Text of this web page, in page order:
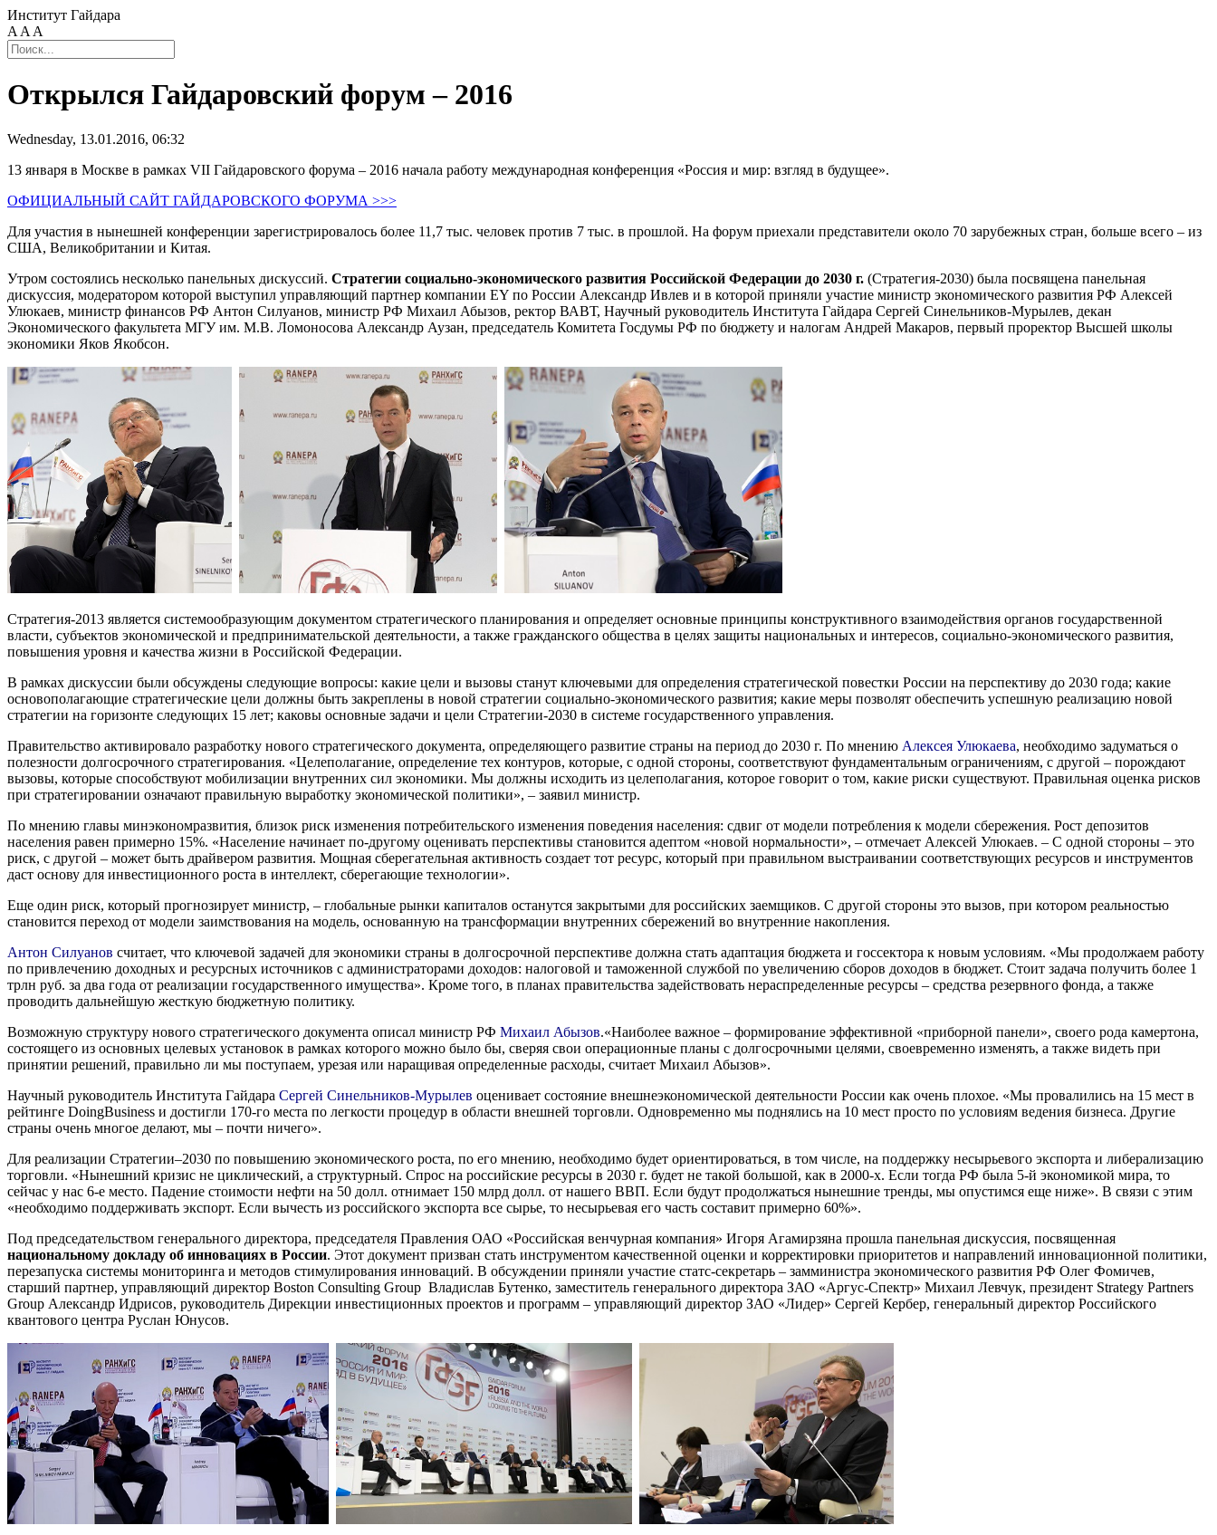
Институт Гайдара
A A A
Открылся Гайдаровский форум – 2016
Wednesday, 13.01.2016, 06:32
13 января в Москве в рамках VII Гайдаровского форума – 2016 начала работу международная конференция «Россия и мир: взгляд в будущее».
ОФИЦИАЛЬНЫЙ САЙТ ГАЙДАРОВСКОГО ФОРУМА >>>
Для участия в нынешней конференции зарегистрировалось более 11,7 тыс. человек против 7 тыс. в прошлой. На форум приехали представители около 70 зарубежных стран, больше всего – из
США, Великобритании и Китая.
Утром состоялись несколько панельных дискуссий. Стратегии социально-экономического развития Российской Федерации до 2030 г. (Стратегия-2030) была посвящена панельная
дискуссия, модератором которой выступил управляющий партнер компании EY по России Александр Ивлев и в которой приняли участие министр экономического развития РФ Алексей
Улюкаев, министр финансов РФ Антон Силуанов, министр РФ Михаил Абызов, ректор ВАВТ, Научный руководитель Института Гайдара Сергей Синельников-Мурылев, декан
Экономического факультета МГУ им. М.В. Ломоносова Александр Аузан, председатель Комитета Госдумы РФ по бюджету и налогам Андрей Макаров, первый проректор Высшей школы
экономики Яков Якобсон.
Стратегия-2013 является системообразующим документом стратегического планирования и определяет основные принципы конструктивного взаимодействия органов государственной
власти, субъектов экономической и предпринимательской деятельности, а также гражданского общества в целях защиты национальных и интересов, социально-экономического развития,
повышения уровня и качества жизни в Российской Федерации.
В рамках дискуссии были обсуждены следующие вопросы: какие цели и вызовы станут ключевыми для определения стратегической повестки России на перспективу до 2030 года; какие
основополагающие стратегические цели должны быть закреплены в новой стратегии социально-экономического развития; какие меры позволят обеспечить успешную реализацию новой
стратегии на горизонте следующих 15 лет; каковы основные задачи и цели Стратегии-2030 в системе государственного управления.
Правительство активировало разработку нового стратегического документа, определяющего развитие страны на период до 2030 г. По мнению Алексея Улюкаева, необходимо задуматься о
полезности долгосрочного стратегирования. «Целеполагание, определение тех контуров, которые, с одной стороны, соответствуют фундаментальным ограничениям, с другой – порождают
вызовы, которые способствуют мобилизации внутренних сил экономики. Мы должны исходить из целеполагания, которое говорит о том, какие риски существуют. Правильная оценка рисков
при стратегировании означают правильную выработку экономической политики», – заявил министр.
По мнению главы минэкономразвития, близок риск изменения потребительского изменения поведения населения: сдвиг от модели потребления к модели сбережения. Рост депозитов
населения равен примерно 15%. «Население начинает по-другому оценивать перспективы становится адептом «новой нормальности», – отмечает Алексей Улюкаев. – С одной стороны – это
риск, с другой – может быть драйвером развития. Мощная сберегательная активность создает тот ресурс, который при правильном выстраивании соответствующих ресурсов и инструментов
даст основу для инвестиционного роста в интеллект, сберегающие технологии».
Еще один риск, который прогнозирует министр, – глобальные рынки капиталов останутся закрытыми для российских заемщиков. С другой стороны это вызов, при котором реальностью
становится переход от модели заимствования на модель, основанную на трансформации внутренних сбережений во внутренние накопления.
Антон Силуанов считает, что ключевой задачей для экономики страны в долгосрочной перспективе должна стать адаптация бюджета и госсектора к новым условиям. «Мы продолжаем работу
по привлечению доходных и ресурсных источников с администраторами доходов: налоговой и таможенной службой по увеличению сборов доходов в бюджет. Стоит задача получить более 1
трлн руб. за два года от реализации государственного имущества». Кроме того, в планах правительства задействовать нераспределенные ресурсы – средства резервного фонда, а также
проводить дальнейшую жесткую бюджетную политику.
Возможную структуру нового стратегического документа описал министр РФ Михаил Абызов.«Наиболее важное – формирование эффективной «приборной панели», своего рода камертона,
состоящего из основных целевых установок в рамках которого можно было бы, сверяя свои операционные планы с долгосрочными целями, своевременно изменять, а также видеть при
принятии решений, правильно ли мы поступаем, урезая или наращивая определенные расходы, считает Михаил Абызов».
Научный руководитель Института Гайдара Сергей Синельников-Мурылев оценивает состояние внешнеэкономической деятельности России как очень плохое. «Мы провалились на 15 мест в
рейтинге DoingBusiness и достигли 170-го места по легкости процедур в области внешней торговли. Одновременно мы поднялись на 10 мест просто по условиям ведения бизнеса. Другие
страны очень многое делают, мы – почти ничего».
Для реализации Стратегии–2030 по повышению экономического роста, по его мнению, необходимо будет ориентироваться, в том числе, на поддержку несырьевого экспорта и либерализацию
торговли. «Нынешний кризис не циклический, а структурный. Спрос на российские ресурсы в 2030 г. будет не такой большой, как в 2000-х. Если тогда РФ была 5-й экономикой мира, то
сейчас у нас 6-е место. Падение стоимости нефти на 50 долл. отнимает 150 млрд долл. от нашего ВВП. Если будут продолжаться нынешние тренды, мы опустимся еще ниже». В связи с этим
«необходимо поддерживать экспорт. Если вычесть из российского экспорта все сырье, то несырьевая его часть составит примерно 60%».
Под председательством генерального директора, председателя Правления ОАО «Российская венчурная компания» Игоря Агамирзяна прошла панельная дискуссия, посвященная
национальному докладу об инновациях в России. Этот документ призван стать инструментом качественной оценки и корректировки приоритетов и направлений инновационной политики,
перезапуска системы мониторинга и методов стимулирования инноваций. В обсуждении приняли участие статс-секретарь – замминистра экономического развития РФ Олег Фомичев,
старший партнер, управляющий директор Boston Consulting Group Владислав Бутенко, заместитель генерального директора ЗАО «Аргус-Спектр» Михаил Левчук, президент Strategy Partners
Group Александр Идрисов, руководитель Дирекции инвестиционных проектов и программ – управляющий директор ЗАО «Лидер» Сергей Кербер, генеральный директор Российского
квантового центра Руслан Юнусов.